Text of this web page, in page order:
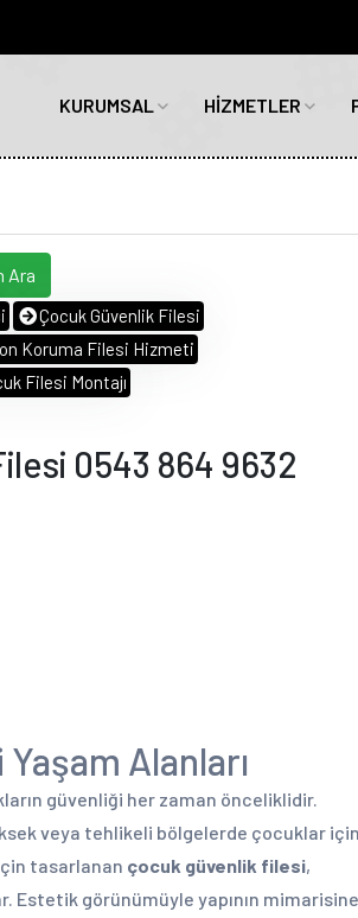
KURUMSAL HİZMETLER
Ara
Çocuk Güvenlik Filesi
Koruma Filesi Hizmeti
Filesi Montajı
0543 864 9632
Alanları
güvenliği her zaman önceliklidir.
veya tehlikeli bölgelerde çocuklar için
tasarlanan çocuk güvenlik filesi,
Estetik görünümüyle yapının mimarisine